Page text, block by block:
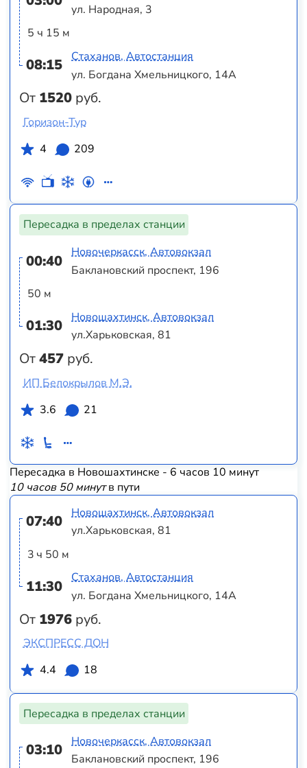
5 ч 15 м
08:15
От 1520 руб.
ул. Народная, 3
Стаханов, Автостанция
ул. Богдана Хмельницкого, 14А
Горизон-Тур
4
209
Пересадка в пределах станции
00:40
50 м
01:30
От457 руб.
Новочеркасск, Автовокзал
Баклановский проспект, 196
Новошахтинск, Автовокзал
ул.Харьковская, 81
ИП Белокрылов М.Э.
3.6
21
Пересадка в Новошахтинске - 6 часов 10 минут
10 часов 50 минутв пути
07:40
3 ч 50 м
11:30
От 1976 руб.
Новошахтинск, Автовокзал
ул.Харьковская, 81
Стаханов, Автостанция
ул. Богдана Хмельницкого, 14А
ЭКСПРЕСС ДОН
4.4
18
Пересадка в пределах станции
03:10
Новочеркасск, Автовокзал
Баклановский проспект, 196